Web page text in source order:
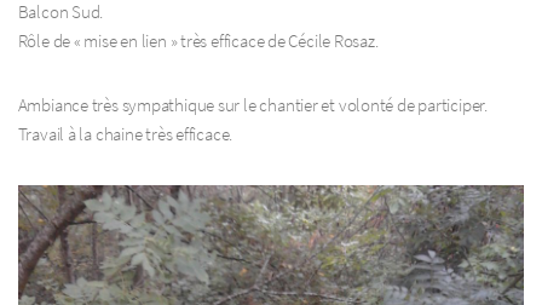
Balcon Sud.
Rôle de « mise en lien » très efficace de Cécile Rosaz.
Ambiance très sympathique sur le chantier et volonté de participer.
Travail à la chaine très efficace.